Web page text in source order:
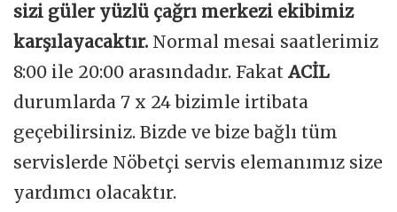
sizi güler yüzlü çağrı merkezi ekibimiz
karşılayacaktır. Normal mesai saatlerimiz
8:00 ile 20:00 arasındadır. Fakat ACİL
durumlarda 7 x 24 bizimle irtibata
geçebilirsiniz. Bizde ve bize bağlı tüm
servislerde Nöbetçi servis elemanımız size
yardımcı olacaktır.